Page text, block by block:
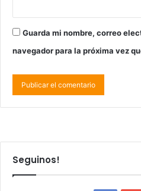
Guarda mi nombre, correo
navegador para la próxima vez
Seguinos!